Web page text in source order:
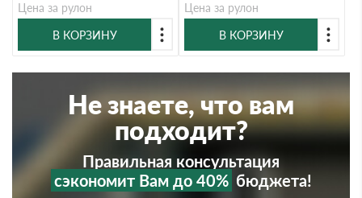
Цена за рулон
В КОРЗИНУ
Цена за рулон
В КОРЗИНУ
Не знаете, что вам
подходит?
Правильная консультация
сэкономит Вам до 40% бюджета!